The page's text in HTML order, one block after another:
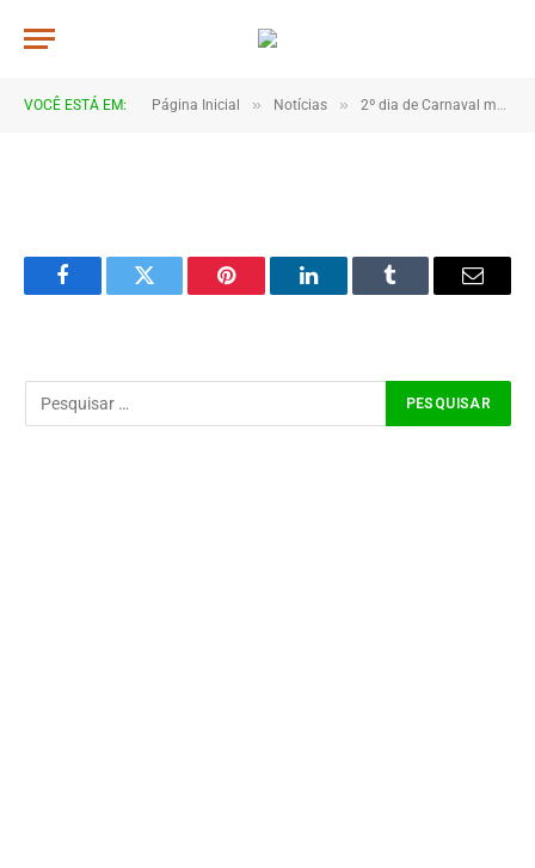
VOCÊ ESTÁ EM: Página Inicial » Notícias » 2º dia de Carnaval movimenta Coroatá com muita animação e grande público
4B2A0982
FacebookTwitter Pinterest LinkedInTumblr Email